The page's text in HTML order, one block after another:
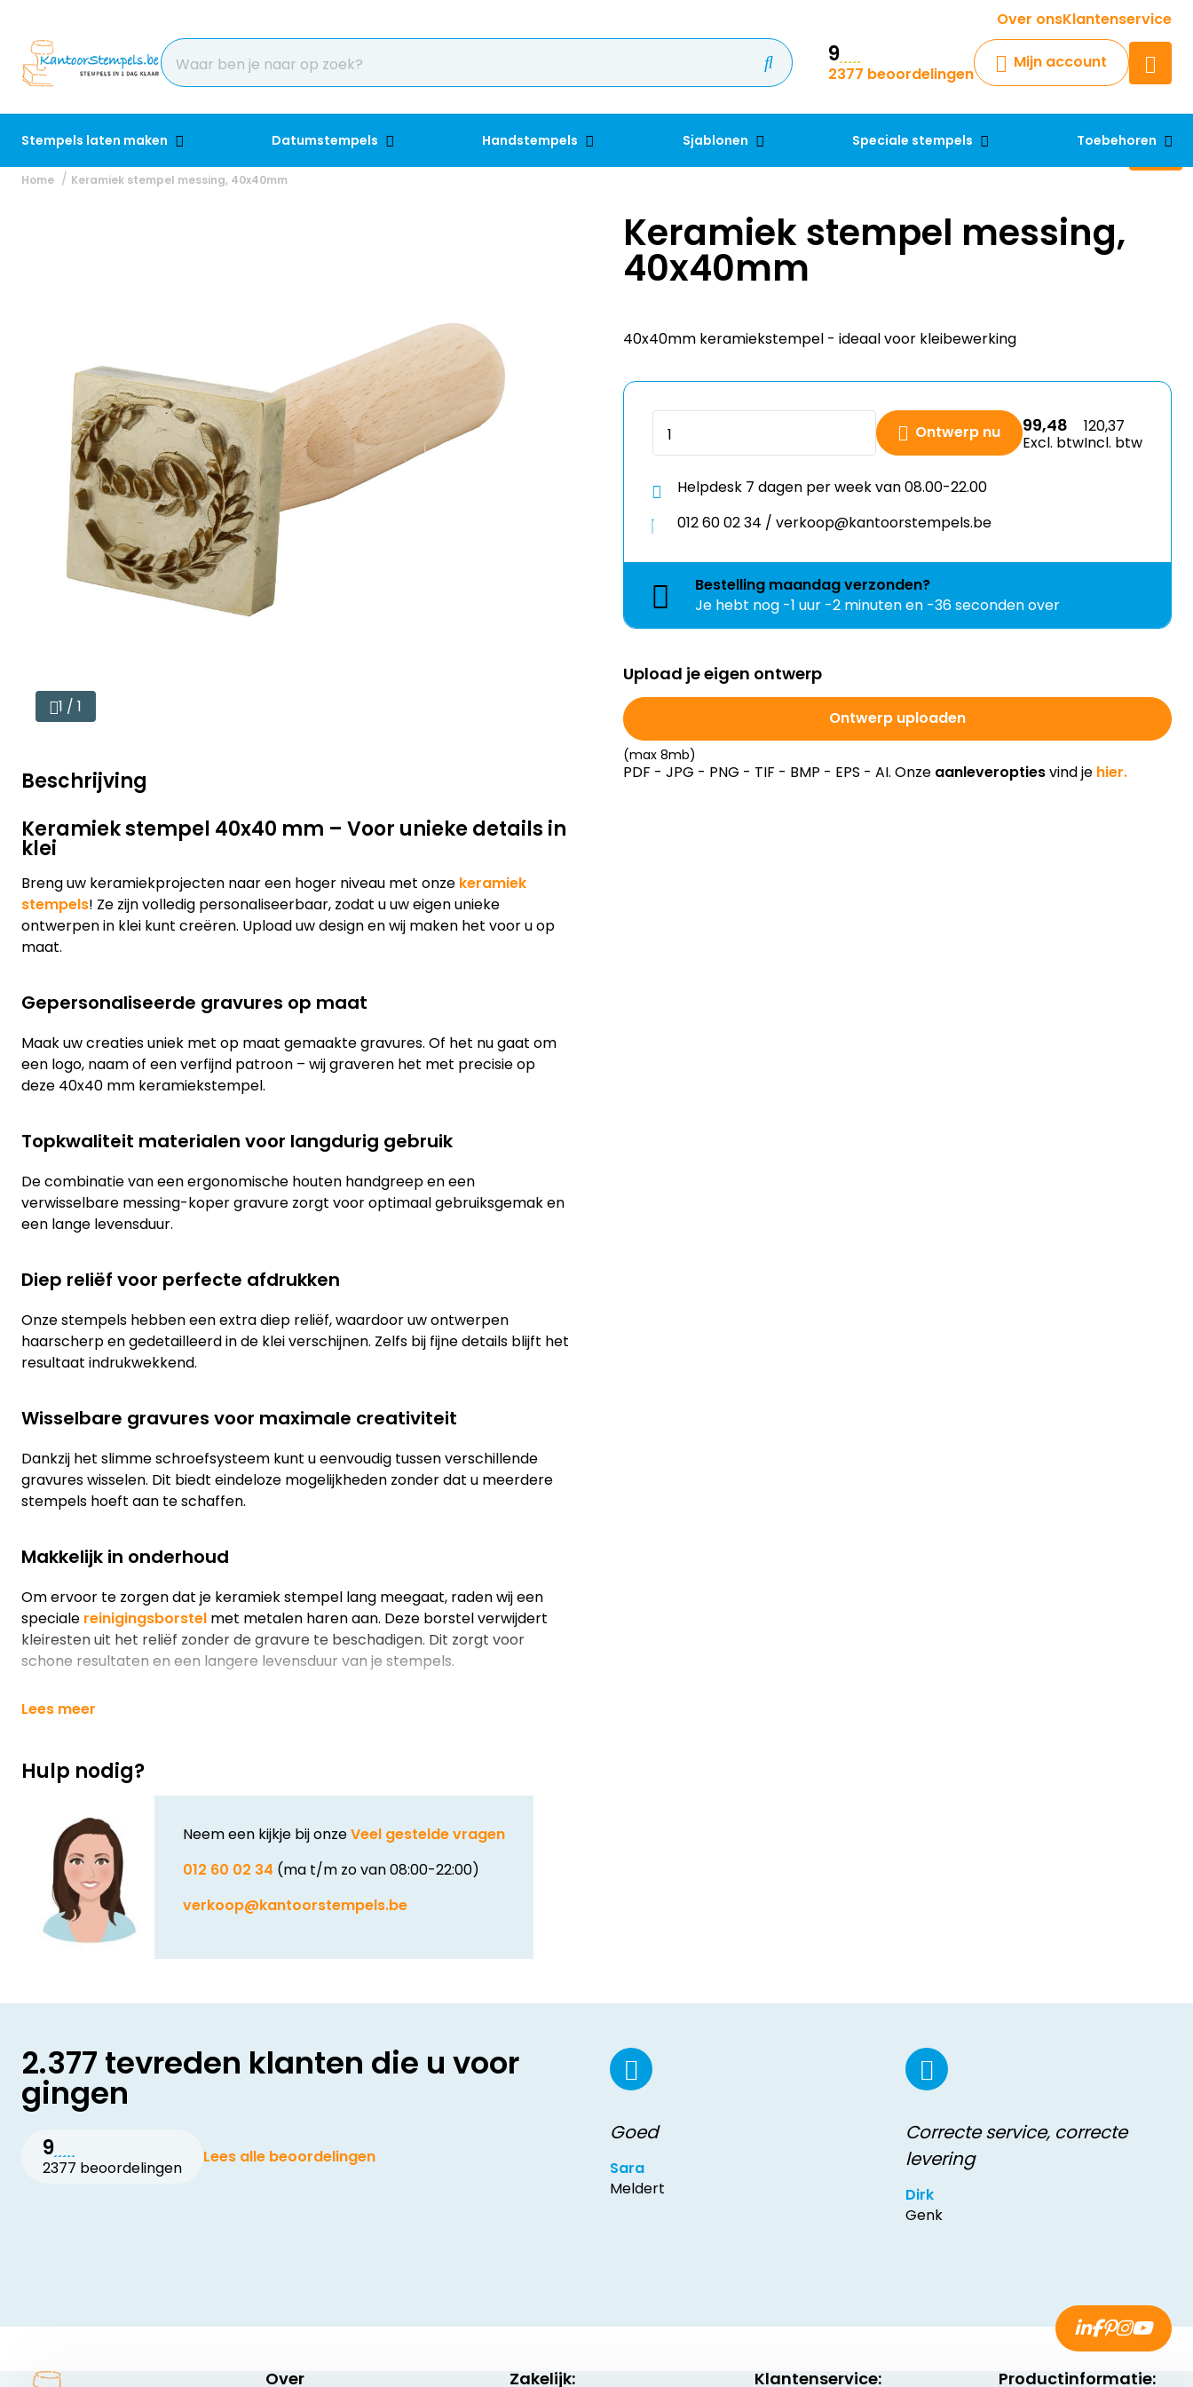
Over onsKlantenservice
9
2377 beoordelingen
Mijn account
Stempels laten maken Datumstempels Handstempels Sjablonen Speciale stempels Toebehoren
Krijg een antwoord op uw vraag
Chatbot
Chat 24/7 met onze chatbot
Contact
Home Keramiek stempel messing, 40x40mm
1 / 1
Beschrijving
Keramiek stempel 40x40 mm – Voor unieke details in
klei
Breng uw keramiekprojecten naar een hoger niveau met onze keramiek
stempels! Ze zijn volledig personaliseerbaar, zodat u uw eigen unieke
ontwerpen in klei kunt creëren. Upload uw design en wij maken het voor u op
maat.
Gepersonaliseerde gravures op maat
Maak uw creaties uniek met op maat gemaakte gravures. Of het nu gaat om
een logo, naam of een verfijnd patroon – wij graveren het met precisie op
deze 40x40 mm keramiekstempel.
Topkwaliteit materialen voor langdurig gebruik
De combinatie van een ergonomische houten handgreep en een
verwisselbare messing-koper gravure zorgt voor optimaal gebruiksgemak en
een lange levensduur.
Diep reliëf voor perfecte afdrukken
Onze stempels hebben een extra diep reliëf, waardoor uw ontwerpen
haarscherp en gedetailleerd in de klei verschijnen. Zelfs bij fijne details blijft het
resultaat indrukwekkend.
Wisselbare gravures voor maximale creativiteit
Dankzij het slimme schroefsysteem kunt u eenvoudig tussen verschillende
gravures wisselen. Dit biedt eindeloze mogelijkheden zonder dat u meerdere
stempels hoeft aan te schaffen.
Makkelijk in onderhoud
Om ervoor te zorgen dat je keramiek stempel lang meegaat, raden wij een
speciale reinigingsborstel met metalen haren aan. Deze borstel verwijdert
kleiresten uit het reliëf zonder de gravure te beschadigen. Dit zorgt voor
schone resultaten en een langere levensduur van je stempels.
Lees meer
Hulp nodig?
Neem een kijkje bij onzeVeel gestelde vragen
012 60 02 34 (ma t/m zo van 08:00-22:00)
verkoop@kantoorstempels.be
Keramiek stempel messing,
40x40mm
40x40mm keramiekstempel - ideaal voor kleibewerking
Ontwerp nu 99,48
Excl. btw
120,37
Incl. btw
Helpdesk 7 dagen per week van 08.00-22.00
012 60 02 34 / verkoop@kantoorstempels.be
Bestelling maandagverzonden?
Je hebt nog -1 uur -2 minuten en -37 seconden over
Upload je eigen ontwerp
Ontwerp uploaden
(max 8mb)
PDF - JPG - PNG - TIF - BMP - EPS - AI. Onze aanleveroptiesvind je hier.
2.377 tevreden klanten die u voor
gingen
9
2377 beoordelingen
Lees alle beoordelingen
Goed
Sara
Meldert
Correcte service, correcte
levering
Dirk
Genk
Over Zakelijk: Klantenservice: Productinformatie: